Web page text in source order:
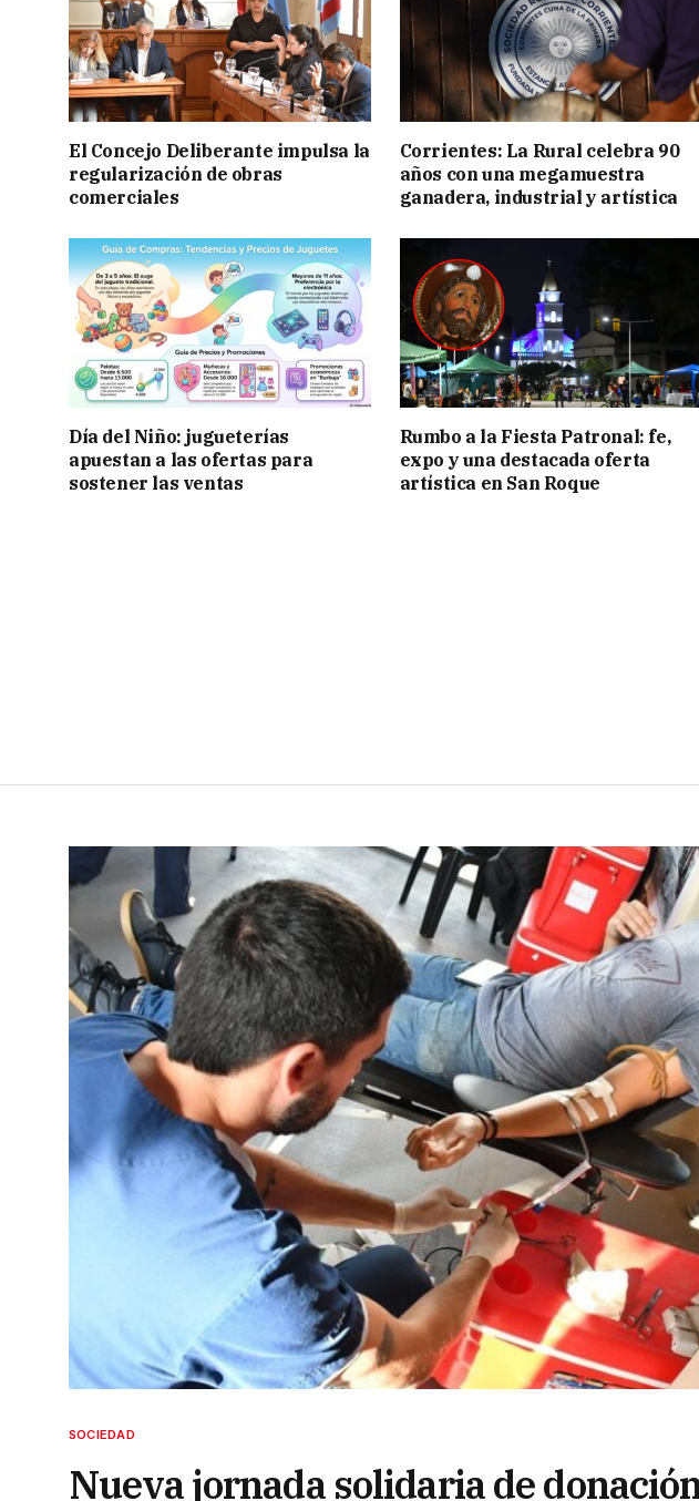
El Concejo Deliberante impulsa la
regularización de obras
comerciales
Corrientes: La Rural celebra 90
años con una megamuestra
ganadera, industrial y artística
Día del Niño: jugueterías
apuestan a las ofertas para
sostener las ventas
Rumbo a la Fiesta Patronal: fe,
expo y una destacada oferta
artística en San Roque
SOCIEDAD
Nueva jornada solidaria de